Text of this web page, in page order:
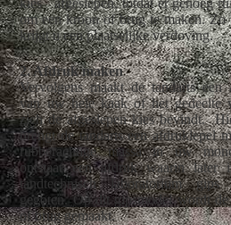
kies afgeslepen, totdat er genoeg
om een kroon of brug te maken.
krijgt u een plaatselijke verdoving.
2. Afdruk maken
Vervolgens maakt de tandarts een
van uw hele kaak of het gedeelte
zich de afgeslepen kies bevindt.
brengt de tandarts een afdruklepel
rubberachtige massa in uw
ontstaat een afdruk waarin later
tandtechnisch laboratorium gips
gegoten. Op dit gipsmodel wordt
of brug gemaakt.